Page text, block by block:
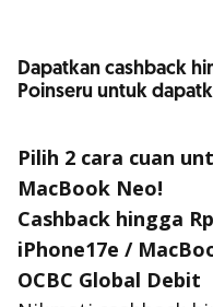
Dapatkan cashback
Poinseru untuk
Pilih 2 cara cuan
MacBook Neo!
Cashback hingga
iPhone17e /
OCBC Global Debit